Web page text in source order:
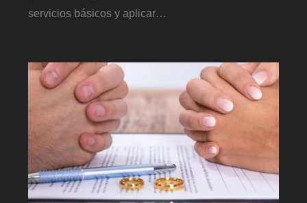
servicios básicos y aplicar…